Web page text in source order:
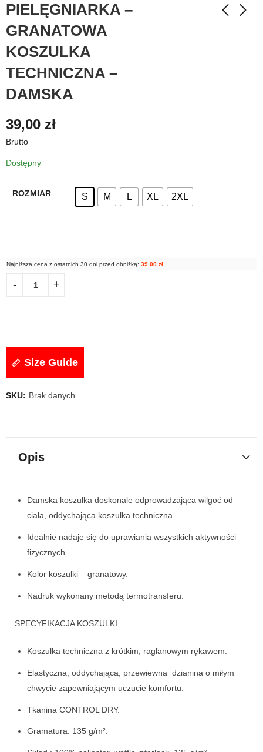
PIELĘGNIARKA –
GRANATOWA
KOSZULKA
TECHNICZNA –
DAMSKA
39,00 zł
Brutto
Dostępny
ROZMIAR S M L XL 2XL
Najniższa cena z ostatnich 30 dni przed obniżką: 39,00 zł
Size Guide
SKU: Brak danych
Opis
Damska koszulka doskonale odprowadzająca wilgoć od
ciała, oddychająca koszulka techniczna.
Idealnie nadaje się do uprawiania wszystkich aktywności
fizycznych.
Kolor koszulki – granatowy.
Nadruk wykonany metodą termotransferu.
SPECYFIKACJA KOSZULKI
Koszulka techniczna z krótkim, raglanowym rękawem.
Elastyczna, oddychająca, przewiewna dzianina o miłym
chwycie zapewniającym uczucie komfortu.
Tkanina CONTROL DRY.
Gramatura: 135 g/m².